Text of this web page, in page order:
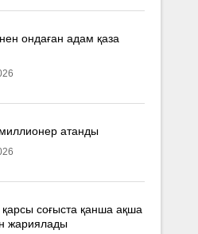
ондаған адам қаза
атанды
соғыста қанша ақша
жариялады